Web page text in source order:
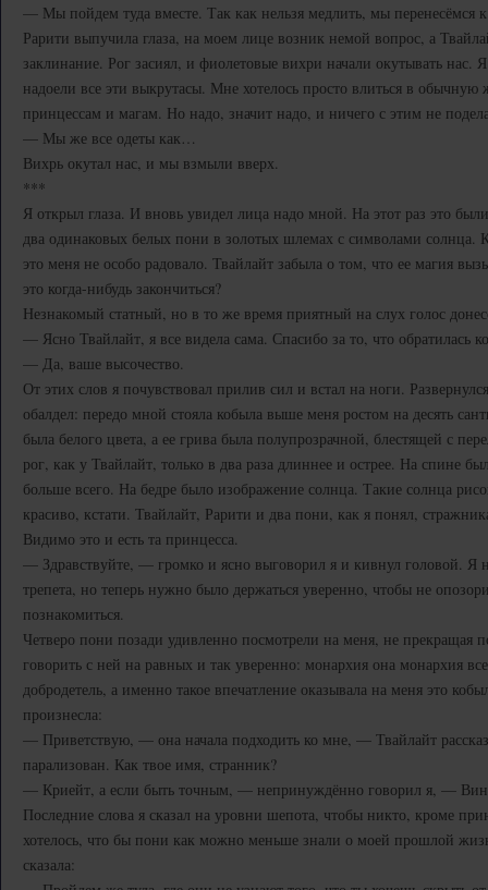
— Мы пойдем туда вместе. Так как нельзя медлить, мы
Рарити выпучила глаза, на моем лице возник немой вопрос, а
заклинание. Рог засиял, и фиолетовые вихри начали окутывать нас.
надоели все эти выкрутасы. Мне хотелось просто влиться в
принцессам и магам. Но надо, значит надо, и ничего с этим не
— Мы же все одеты как…
Вихрь окутал нас, и мы взмыли вверх.
***
Я открыл глаза. И вновь увидел лица надо мной. На этот раз это
два одинаковых белых пони в золотых шлемах с символами солнца.
это меня не особо радовало. Твайлайт забыла о том, что ее магия
это когда-нибудь закончиться?
Незнакомый статный, но в то же время приятный на слух голос
— Ясно Твайлайт, я все видела сама. Спасибо за то, что обратилась
— Да, ваше высочество.
От этих слов я почувствовал прилив сил и встал на ноги.
обалдел: передо мной стояла кобыла выше меня ростом на десять
была белого цвета, а ее грива была полупрозрачной, блестящей с
рог, как у Твайлайт, только в два раза длиннее и острее. На спине
больше всего. На бедре было изображение солнца. Такие солнца
красиво, кстати. Твайлайт, Рарити и два пони, как я понял,
Видимо это и есть та принцесса.
— Здравствуйте, — громко и ясно выговорил я и кивнул головой. Я
трепета, но теперь нужно было держаться уверенно, чтобы не
познакомиться.
Четверо пони позади удивленно посмотрели на меня, не прекращая
говорить с ней на равных и так уверенно: монархия она монархия
добродетель, а именно такое впечатление оказывала на меня это
произнесла:
— Приветствую, — она начала подходить ко мне, — Твайлайт
парализован. Как твое имя, странник?
— Криейт, а если быть точным, — непринуждённо говорил я, —
Последние слова я сказал на уровни шепота, чтобы никто, кроме
хотелось, что бы пони как можно меньше знали о моей прошлой
сказала: